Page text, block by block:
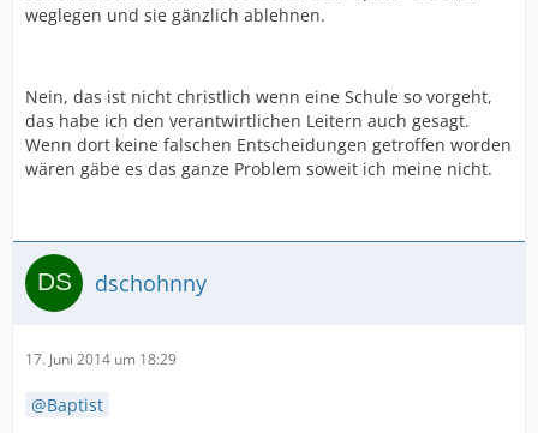
weglegen und sie gänzlich ablehnen.
Nein, das ist nicht christlich wenn eine Schule so vorgeht,
das habe ich den verantwirtlichen Leitern auch gesagt.
Wenn dort keine falschen Entscheidungen getroffen worden
wären gäbe es das ganze Problem soweit ich meine nicht.
dschohnny
17. Juni 2014 um 18:29
Baptist